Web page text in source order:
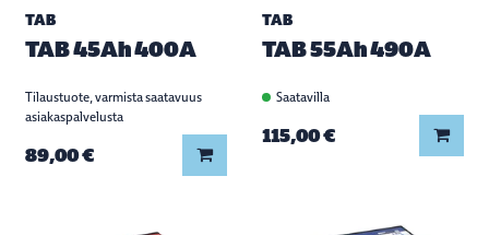
TAB
TAB 45Ah 400A
Tilaustuote, varmista saatavuus
asiakaspalvelusta
89,00 € Lisää koriin
TAB
TAB 55Ah 490A
Saatavilla
115,00 €